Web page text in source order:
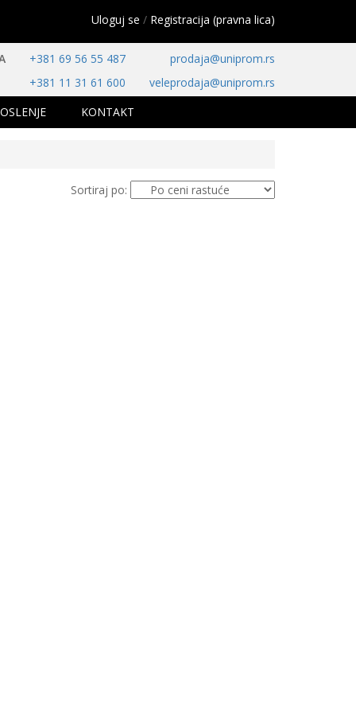
Uloguj se / Registracija (pravna lica)
+381 69 56 55 487
prodaja@uniprom.rs
+381 11 31 61 600
veleprodaja@uniprom.rs
KONTAKT
Sortiraj po: